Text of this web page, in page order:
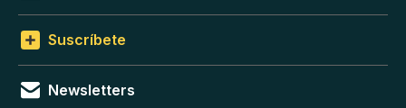
Suscríbete
Newsletters